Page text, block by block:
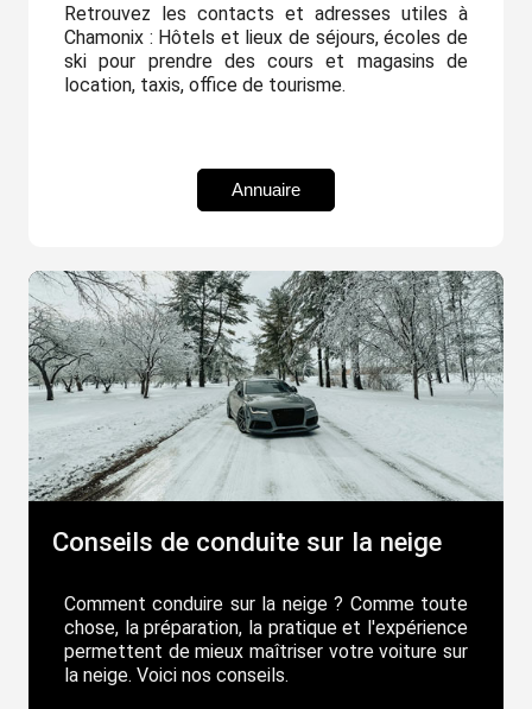
Retrouvez les contacts et adresses utiles à
Chamonix : Hôtels et lieux de séjours, écoles de
ski pour prendre des cours et magasins de
location, taxis, office de tourisme.
Annuaire
Conseils de conduite sur la neige
Comment conduire sur la neige ? Comme toute
chose, la préparation, la pratique et l'expérience
permettent de mieux maîtriser votre voiture sur
la neige. Voici nos conseils.